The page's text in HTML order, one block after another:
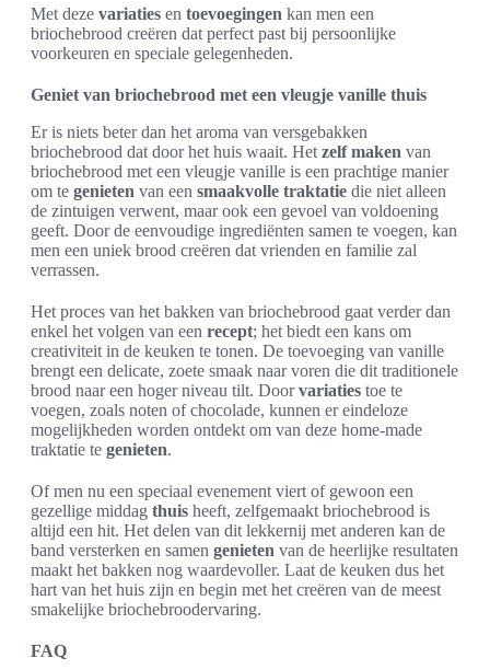
Met deze variaties en toevoegingen kan men een
briochebrood creëren dat perfect past bij persoonlijke
voorkeuren en speciale gelegenheden.
Geniet van briochebrood met een vleugje vanille thuis
Er is niets beter dan het aroma van versgebakken
briochebrood dat door het huis waait. Het zelf maken van
briochebrood met een vleugje vanille is een prachtige manier
om te genieten van een smaakvolle traktatie die niet alleen
de zintuigen verwent, maar ook een gevoel van voldoening
geeft. Door de eenvoudige ingrediënten samen te voegen, kan
men een uniek brood creëren dat vrienden en familie zal
verrassen.
Het proces van het bakken van briochebrood gaat verder dan
enkel het volgen van een recept; het biedt een kans om
creativiteit in de keuken te tonen. De toevoeging van vanille
brengt een delicate, zoete smaak naar voren die dit traditionele
brood naar een hoger niveau tilt. Doorvariaties toe te
voegen, zoals noten of chocolade, kunnen er eindeloze
mogelijkheden worden ontdekt om van deze home-made
traktatie te genieten.
Of men nu een speciaal evenement viert of gewoon een
gezellige middag thuis heeft, zelfgemaakt briochebrood is
altijd een hit. Het delen van dit lekkernij met anderen kan de
band versterken en samen genieten van de heerlijke resultaten
maakt het bakken nog waardevoller. Laat de keuken dus het
hart van het huis zijn en begin met het creëren van de meest
smakelijke briochebroodervaring.
FAQ